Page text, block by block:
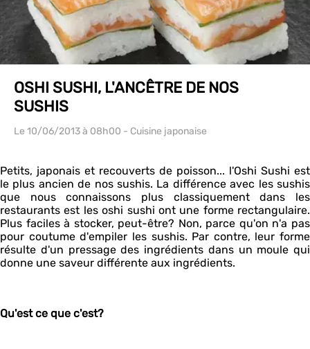
OSHI SUSHI, L'ANCÊTRE DE NOS
SUSHIS
Le 10/06/2013à 08h00 - Cuisine japonaise
Petits, japonais et recouverts de poisson... l'Oshi Sushi est
le plus ancien de nos sushis. La différence avec les sushis
que nous connaissons plus classiquement dans les
restaurants est les oshi sushi ont une forme rectangulaire.
Plus faciles à stocker, peut-être? Non, parce qu'on n'a pas
pour coutume d'empiler les sushis. Par contre, leur forme
résulte d'un pressage des ingrédients dans un moule qui
donne une saveur différente aux ingrédients.
Qu'est ce que c'est?